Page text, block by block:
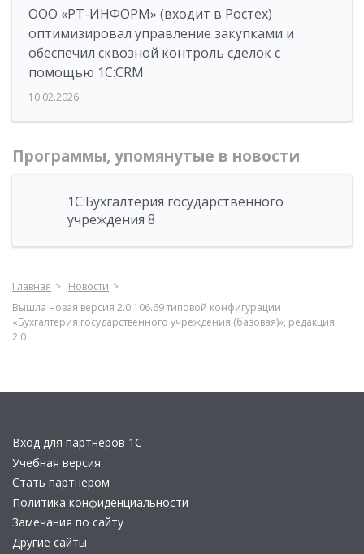
ООО «РТ-ИНФОРМ» (входит в Ростех)
оптимизировал управление закупками и
обеспечил сквозной контроль сделок с
помощью 1С:CRM
10.02.2026
Программы, упомянутые в новости
1С:Бухгалтерия государственного
учреждения 8
Главная
Новости
Вышла новая версия 2.0.106.69 типовой конфигурации
«Бухгалтерия государственного учреждения (базовая)», редакция
2.0
Вход для партнеров 1С
Учебная версия
Стать партнером
Политика конфиденциальности
Замечания по сайту
Другие сайты